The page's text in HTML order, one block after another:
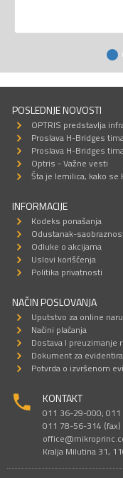
POSLEDNJE NOVOSTI
OPTRIS predstavlja
Proslava H-Bridges
Proslava H-Bridges
Optris - Važne vesti
Šta je lemilica, kako
INFORMACIJE
Kodeks ponašanja
Odustanak-
Odluke o akcijama
Uslovi korišćenja
Politika privatnosti
NAČIN POSLOVANJA
Uputstvo za online
Načini plaćanja
Dostava I preuzimanje
Dokument za
Potvrda o izvršenom
KONTAKT
011 36-29-000;
011 78-56-314 (fax)
Kralja Milutina 31,